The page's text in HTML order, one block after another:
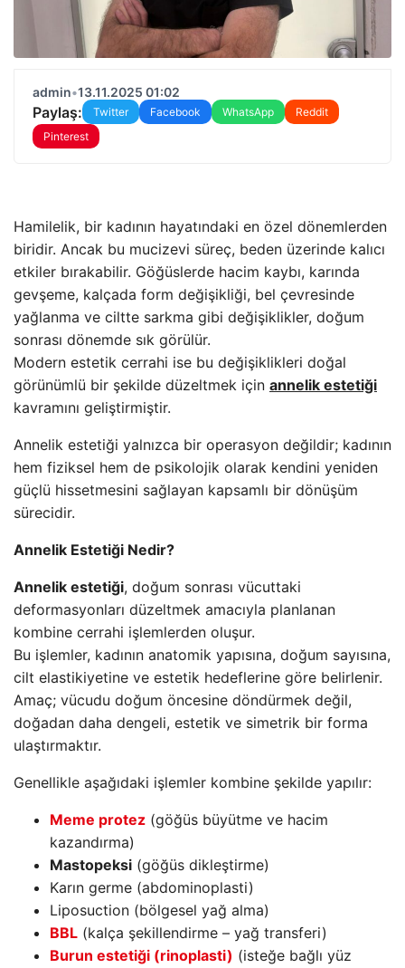
admin•13.11.2025 01:02
Paylaş: Twitter Facebook WhatsApp
Reddit
Pinterest
Hamilelik, bir kadının hayatındaki en özel dönemlerden
biridir. Ancak bu mucizevi süreç, beden üzerinde kalıcı
etkiler bırakabilir. Göğüslerde hacim kaybı, karında
gevşeme, kalçada form değişikliği, bel çevresinde
yağlanma ve ciltte sarkma gibi değişiklikler, doğum
sonrası dönemde sık görülür.
Modern estetik cerrahi ise bu değişiklikleri doğal
görünümlü bir şekilde düzeltmek için annelik estetiği
kavramını geliştirmiştir.
Annelik estetiği yalnızca bir operasyon değildir; kadının
hem fiziksel hem de psikolojik olarak kendini yeniden
güçlü hissetmesini sağlayan kapsamlı bir dönüşüm
sürecidir.
Annelik Estetiği Nedir?
Annelik estetiği, doğum sonrası vücuttaki
deformasyonları düzeltmek amacıyla planlanan
kombine cerrahi işlemlerden oluşur.
Bu işlemler, kadının anatomik yapısına, doğum sayısına,
cilt elastikiyetine ve estetik hedeflerine göre belirlenir.
Amaç; vücudu doğum öncesine döndürmek değil,
doğadan daha dengeli, estetik ve simetrik bir forma
ulaştırmaktır.
Genellikle aşağıdaki işlemler kombine şekilde yapılır:
Meme protez (göğüs büyütme ve hacim
kazandırma)
Mastopeksi (göğüs dikleştirme)
Karın germe (abdominoplasti)
Liposuction (bölgesel yağ alma)
BBL (kalça şekillendirme – yağ transferi)
Burun estetiği (rinoplasti) (isteğe bağlı yüz